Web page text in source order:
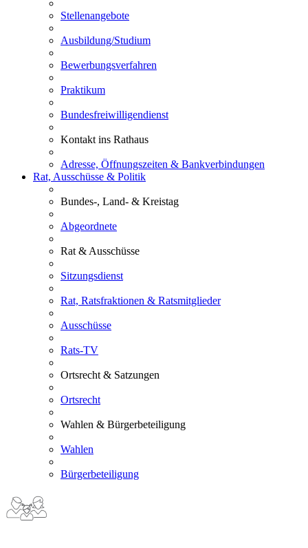
Stellenangebote
Ausbildung/Studium
Bewerbungsverfahren
Praktikum
Bundesfreiwilligendienst
Kontakt ins Rathaus
Adresse, Öffnungszeiten & Bankverbindungen
Rat, Ausschüsse & Politik
Bundes-, Land- & Kreistag
Abgeordnete
Rat & Ausschüsse
Sitzungsdienst
Rat, Ratsfraktionen & Ratsmitglieder
Ausschüsse
Rats-TV
Ortsrecht & Satzungen
Ortsrecht
Wahlen & Bürgerbeteiligung
Wahlen
Bürgerbeteiligung